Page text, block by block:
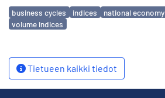
Avainsanat
business cycles indices national economy
volume indices
Tietueen kaikki tiedot